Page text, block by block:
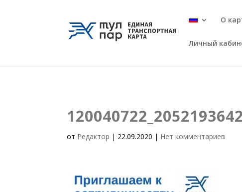
О
Личный
от Редактор | 22.09.2020 | Нет комментариев